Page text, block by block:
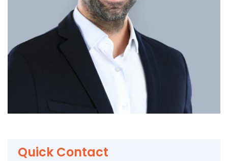
Quick Contact